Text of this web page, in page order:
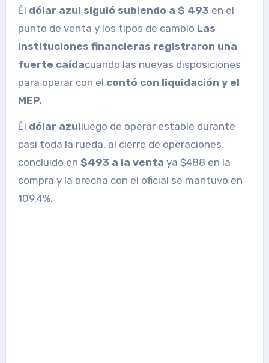
Él dólar azul siguió subiendo a $ 493 en el
punto de venta y los tipos de cambio Las
instituciones financieras registraron una
fuerte caídacuando las nuevas disposiciones
para operar con el contó con liquidación y el
MEP.
Él dólar azulluego de operar estable durante
casi toda la rueda, al cierre de operaciones,
concluido en $493 a la venta ya $488 en la
compra y la brecha con el oficial se mantuvo en
109.4%.